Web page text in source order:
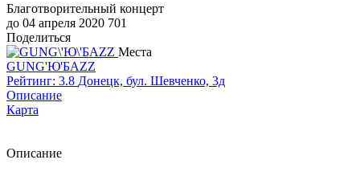
Благотворительный концерт
до 04 апреля 2020 701
Поделиться
Места
GUNG'Ю'БAZZ
Рейтинг: 3.8 Донецк, бул. Шевченко, 3д
Описание
Карта
Описание